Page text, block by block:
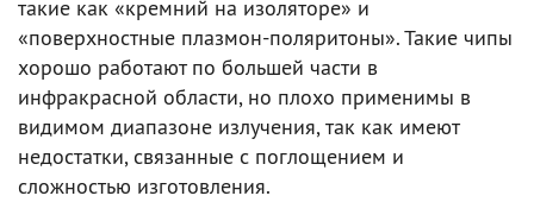
такие как «кремний на изоляторе» и
«поверхностные плазмон-поляритоны». Такие чипы
хорошо работают по большей части в
инфракрасной области, но плохо применимы в
видимом диапазоне излучения, так как имеют
недостатки, связанные с поглощением и
сложностью изготовления.